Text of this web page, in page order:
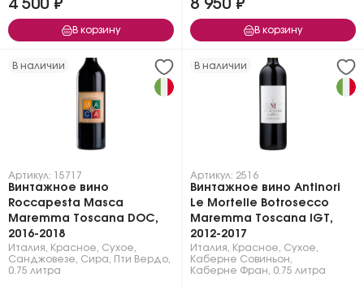
4 500 ₽
В корзину
8 950 ₽
В корзину
В наличии
Артикул: 15717
Винтажное вино
Roccapesta Masca
Maremma Toscana DOC,
2016-2018
Италия Красное Сухое
Санджовезе
Сира Пти Вердо
0.75 литра
В наличии
Артикул: 2516
Винтажное вино Antinori
Le Mortelle Botrosecco
Maremma Toscana IGT,
2012-2017
Италия Красное Сухое
Каберне Совиньон
Каберне Фран
0.75 литра